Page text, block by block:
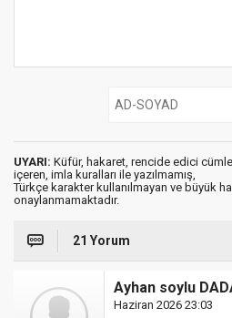
UYARI: Küfür, hakaret, rencide edici
içeren, imla kuralları ile yazılmamış,
Türkçe karakter kullanılmayan ve büyük
onaylanmamaktadır.
21 Yorum
Ayhan soylu
Haziran 2026 23:03